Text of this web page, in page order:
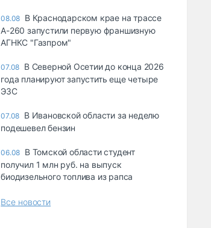
08.08 В Краснодарском крае на трассе
А-260 запустили первую франшизную
АГНКС "Газпром"
07.08 В Северной Осетии до конца 2026
года планируют запустить еще четыре
ЭЗС
07.08 В Ивановской области за неделю
подешевел бензин
06.08 В Томской области студент
получил 1 млн руб. на выпуск
биодизельного топлива из рапса
Все новости